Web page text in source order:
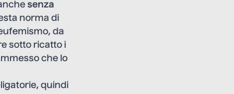
senza
norma di
da
sotto ricatto i
che lo
quindi